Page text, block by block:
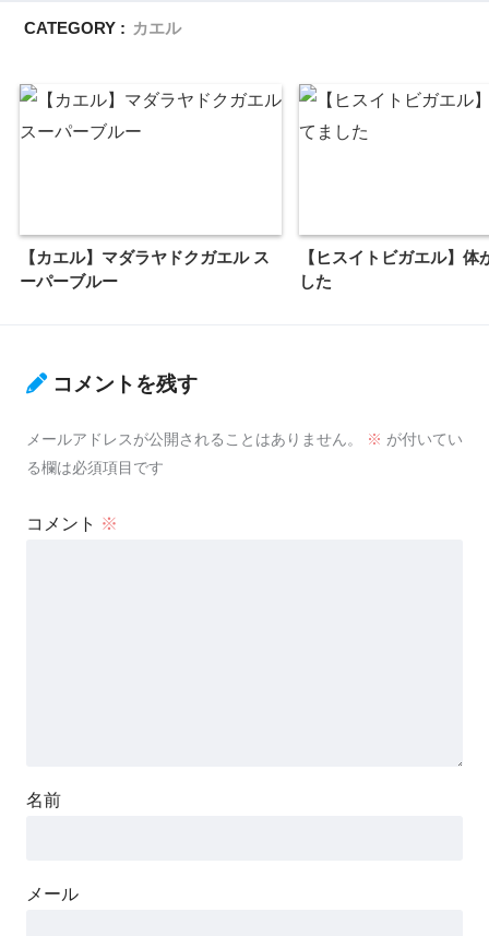
CATEGORY : カエル
【カエル】マダラヤドクガエル ス
ーパーブルー
【ヒスイトビガエル】体
した
コメントを残す
メールアドレスが公開されることはありません。 ※ が付いてい
る欄は必須項目です
コメント ※
名前
メール